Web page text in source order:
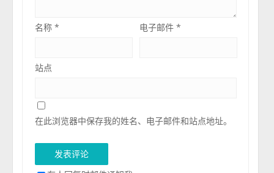
名称* 电子邮件*
站点
在此浏览器中保存我的姓名、电子邮件和站点地址。